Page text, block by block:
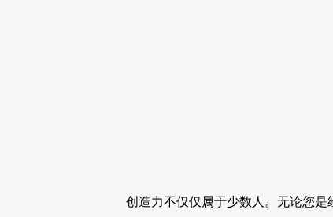
创造力不仅仅属于少数人。无论您